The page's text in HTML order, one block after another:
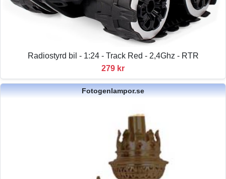
Radiostyrd bil - 1:24 - Track Red - 2,4Ghz - RTR
279 kr
Fotogenlampor.se